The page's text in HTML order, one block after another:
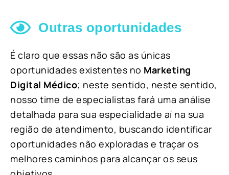
Outras oportunidades
É claro que essas não são as únicas
oportunidades existentes no Marketing
Digital Médico; neste sentido, neste sentido,
nosso time de especialistas fará uma análise
detalhada para sua especialidade aí na sua
região de atendimento, buscando identificar
oportunidades não exploradas e traçar os
melhores caminhos para alcançar os seus